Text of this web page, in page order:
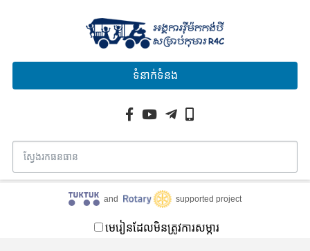
ទំនាក់ទំនង
and supported project
មេរៀនដែលមិនត្រូវការសម្ភារ